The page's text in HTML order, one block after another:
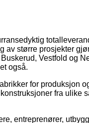
av større prosjekter
Vestfold og
også.
for produksjon
fra ulike
entreprenører,